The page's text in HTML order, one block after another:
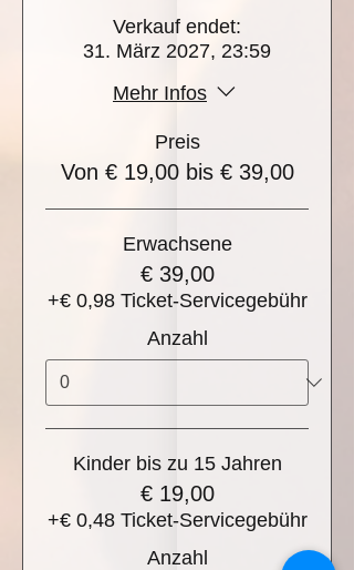
Verkauf endet:
31. März 2027, 23:59
Mehr Infos
Preis
Von € 19,00 bis € 39,00
Erwachsene
€ 39,00
+€ 0,98 Ticket-Servicegebühr
Anzahl
Kinder bis zu 15 Jahren
€ 19,00
+€ 0,48 Ticket-Servicegebühr
Anzahl